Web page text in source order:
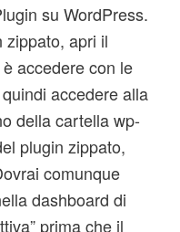
su WordPress.
zippato, apri il
accedere con le
accedere alla
della cartella wp-
plugin zippato,
comunque
dashboard di
prima che il